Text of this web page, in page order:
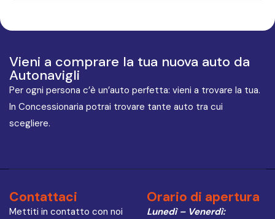
Vieni a comprare la tua nuova auto da
Autonavigli
Per ogni persona c’è un’auto perfetta: vieni a trovare la tua.
In Concessionaria potrai trovare tante auto tra cui
scegliere.
Contattaci
Mettiti in contatto con noi
Orario di apertura
Lunedì – Venerdì: